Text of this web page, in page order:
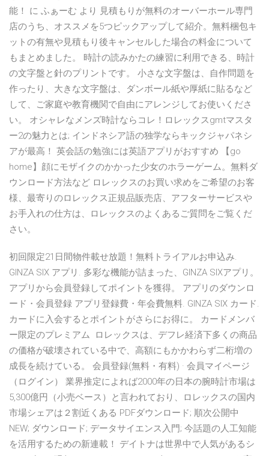
能！ に ふぁーむ より 見積もりが無料のオーバーホール専門
店のうち、オススメを5つピックアップして紹介。無料梱包キ
ットの有無や見積もり後キャンセルした場合の料金について
もまとめました。 時計の読みかたの練習に利用できる、時計
の文字盤と針のプリントです。 小さな文字盤は、自作問題を
作ったり、大きな文字盤は、ダンボール紙や厚紙に貼るなど
して、ご家庭や教育機関で自由にアレンジしてお使いくださ
い。 オシャレなメンズ時計ならコレ！ロレックスgmtマスタ
ー2の魅力とは; インドネシア語の独学ならキックジャパネシ
アが最高！ 英会話の勉強には英語アプリがおすすめ 【go
home】顔にモザイクのかかった少女のホラーゲーム。無料ダ
ウンロード方法など ロレックスのお買い求めをご希望のお客
様、最寄りのロレックス正規品販売店、アフターサービスや
お手入れの仕方は、ロレックスのよくあるご質問をご覧くだ
さい。
初回限定21日間物件載せ放題！無料トライアルお申込み.
GINZA SIX アプリ. 多彩な機能が詰まった、GINZA SIXアプリ。
アプリから会員登録してポイントを獲得。 アプリのダウンロ
ード・会員登録 アプリ登録費・年会費無料. GINZA SIX カード.
カードに入会するとポイントがさらにお得に。 カードメンバ
ー限定のプレミアム ロレックスは、デフレ経済下多くの商品
の価格が破壊されている中で、高額にもかかわらず二桁増の
成長を続けている。 会員登録(無料・有料) · 会員マイページ
（ログイン） 業界推定によれば2000年の日本の腕時計市場は
5,300億円（小売ベース）と言われており、ロレックスの国内
市場シェアは２割近くある PDFダウンロード; 順次公開中
NEW; ダウンロード; データサイエンス入門; 今話題の人工知能
を活用するための新連載！ デイトナは世界中で人気があるシ